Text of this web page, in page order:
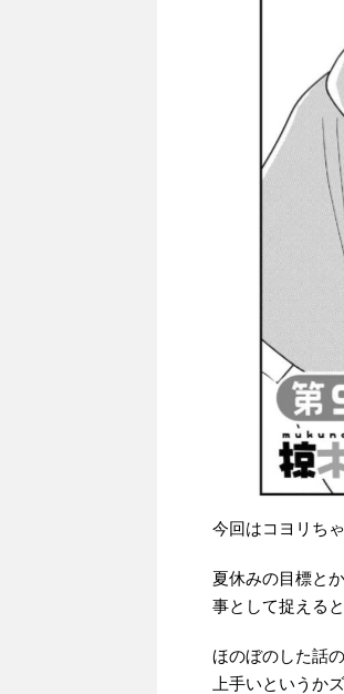
今回はコヨリち
夏休みの目標と
事として捉える
ほのぼのした話
上手いというか